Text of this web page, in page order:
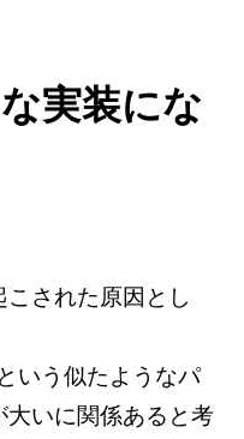
実装にな
された原因とし
いう似たようなパ
大いに関係あると考